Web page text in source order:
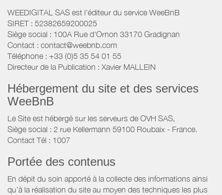
WEEDIGITAL SAS est l'éditeur du service WeeBnB
SIRET : 52382659200025
Siège social : 100A Rue d'Ornon 33170 Gradignan
Contact : contact@weebnb.com
Téléphone : +33 (0)5 35 54 01 55
Directeur de la Publication : Xavier MALLEIN
Hébergement du site et des services
WeeBnB
Le Site est hébergé sur les serveurs de OVH SAS,
Siège social : 2 rue Kellermann 59100 Roubaix - France.
Contact Tél : 1007
Portée des contenus
En dépit du soin apporté à la collecte des informations ainsi
qu’à la réalisation du site au moyen des techniques les plus